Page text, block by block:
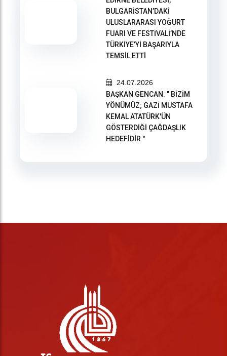
BULGARİSTAN’DAKİ
ULUSLARARASI YOĞURT
FUARI VE FESTİVALİ’NDE
TÜRKİYE’Yİ BAŞARIYLA
TEMSİL ETTİ
24.07.2026
BAŞKAN GENCAN: " BİZİM
YÖNÜMÜZ; GAZİ MUSTAFA
KEMAL ATATÜRK'ÜN
GÖSTERDİĞİ ÇAĞDAŞLIK
HEDEFİDİR "